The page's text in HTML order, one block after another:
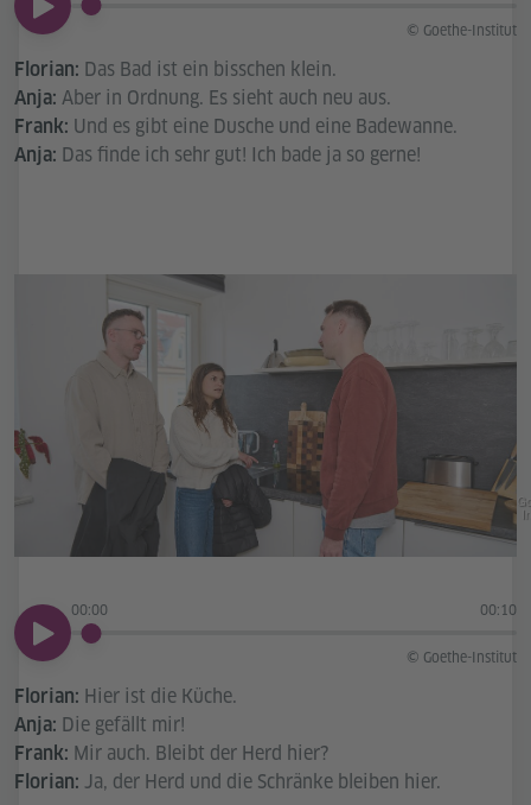
00:00
© Goethe-Institut
Florian: Das Bad ist ein bisschen klein.
Anja: Aber in Ordnung. Es sieht auch neu aus.
Frank: Und es gibt eine Dusche und eine Badewanne.
Anja: Das finde ich sehr gut! Ich bade ja so gerne!
00:00 00:10
00:00
© Goethe-Institut
Florian: Hier ist die Küche.
Anja: Die gefällt mir!
Frank: Mir auch. Bleibt der Herd hier?
Florian: Ja, der Herd und die Schränke bleiben hier.